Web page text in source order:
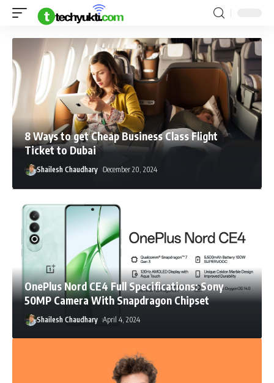
8 Ways to get Cheap Business Class Flight
Ticket to Dubai
Shailesh Chaudhary December 20, 2024
OnePlus Nord CE4 Full Specifications: Sony
50MP Camera With Snapdragon Chipset
Shailesh Chaudhary April 4, 2024